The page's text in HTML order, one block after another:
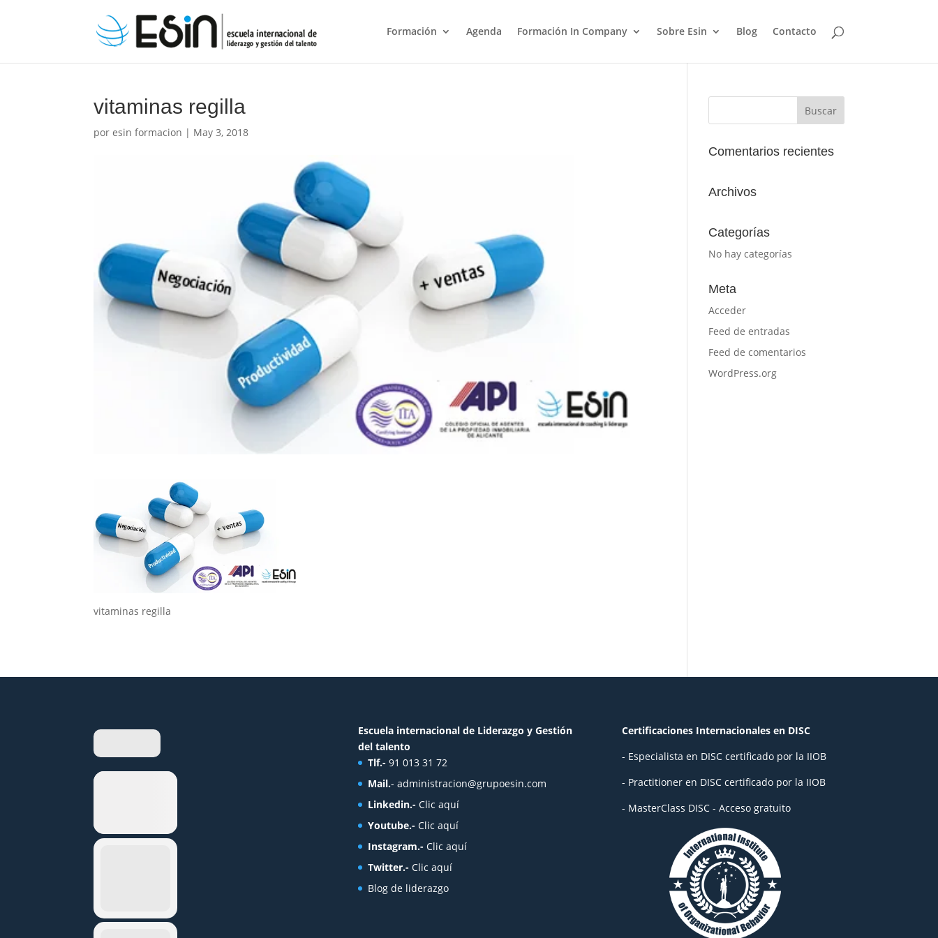
Formación Agenda Formación In Company Sobre Esin Blog Contacto
vitaminas regilla
poresin formacion | May 3, 2018
vitaminas regilla
Comentarios recientes
Archivos
Categorías
No hay categorías
Meta
Acceder
Feed de entradas
Feed de comentarios
WordPress.org
Escuela internacional de Liderazgo y Gestión
del talento
Tlf.- 91 013 31 72
Mail.- administracion@grupoesin.com
Linkedin.- Clic aquí
Youtube.- Clic aquí
Instagram.- Clic aquí
Twitter.- Clic aquí
Blog de liderazgo
Certificaciones Internacionales en DISC
- Especialista en DISC certificado por la IIOB
- Practitioner en DISC certificado por la IIOB
- MasterClass DISC - Acceso gratuito